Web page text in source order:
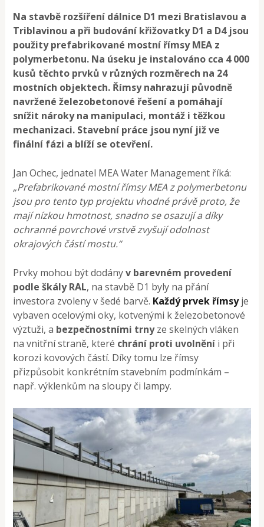
Na stavbě rozšíření dálnice D1 mezi Bratislavou a
Triblavinou a při budování křižovatky D1 a D4 jsou
použity prefabrikované mostní římsy MEA z
polymerbetonu. Na úseku je instalováno cca 4 000
kusů těchto prvků v různých rozměrech na 24
mostních objektech. Římsy nahrazují původně
navržené železobetonové řešení a pomáhají
snížit nároky na manipulaci, montáž i těžkou
mechanizaci. Stavební práce jsou nyní již ve
finální fázi a blíží se otevření.
Jan Ochec, jednatel MEA Water Management říká:
„Prefabrikované mostní římsy MEA z polymerbetonu
jsou pro tento typ projektu vhodné právě proto, že
mají nízkou hmotnost, snadno se osazují a díky
ochranné povrchové vrstvě zvyšují odolnost
okrajových částí mostu.“
Prvky mohou být dodányv barevném provedení
podle škály RAL, na stavbě D1 byly na přání
investora zvoleny v šedé barvě. Každý prvek římsyje
vybaven ocelovými oky, kotvenými k železobetonové
výztuži, a bezpečnostními trnyze skelných vláken
na vnitřní straně, které chrání proti uvolnění i při
korozi kovových částí. Díky tomu lze římsy
přizpůsobit konkrétním stavebním podmínkám –
např. výklenkům na sloupy či lampy.